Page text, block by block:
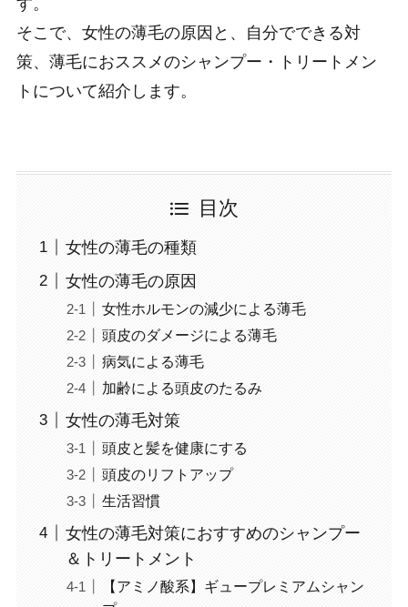
す。
そこで、女性の薄毛の原因と、自分でできる対
策、薄毛におススメのシャンプー・トリートメン
トについて紹介します。
目次
女性の薄毛の種類
女性の薄毛の原因
女性ホルモンの減少による薄毛
頭皮のダメージによる薄毛
病気による薄毛
加齢による頭皮のたるみ
女性の薄毛対策
頭皮と髪を健康にする
頭皮のリフトアップ
生活習慣
女性の薄毛対策におすすめのシャンプー
＆トリートメント
【アミノ酸系】ギュープレミアムシャン